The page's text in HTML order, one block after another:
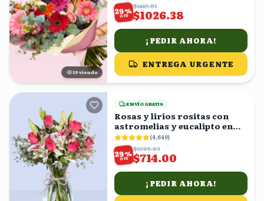
19 viendo
29%
OFF
$1445.61
$1026.38
¡PEDIR AHORA!
ENTREGA URGENTE
ENVÍO GRATIS
Rosas y lirios rositas con
astromelias y eucalipto en
florero (4,649)
29%
OFF
$1005.63
$714.00
¡PEDIR AHORA!